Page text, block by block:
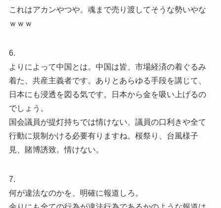
これはアカンやつや。魂まで売り渡してそうな勢いやな
ｗｗｗ
6.
よりによって中国とは。中国は皆、市場経済の着ぐるみ
着た、共産主義者です。ありとあらゆる手段を講じて、
日本にも浸透を図る気です。日本から金を吸い上げるの
でしょう。
国会議員が提灯持ちでは情けない、議員の口利きや全て
行動に規制かける必要有りますね。桜祭り、台風様子
見、賭博誘致。情けない。
7.
何が違法なのかを、明確に報道しろ。